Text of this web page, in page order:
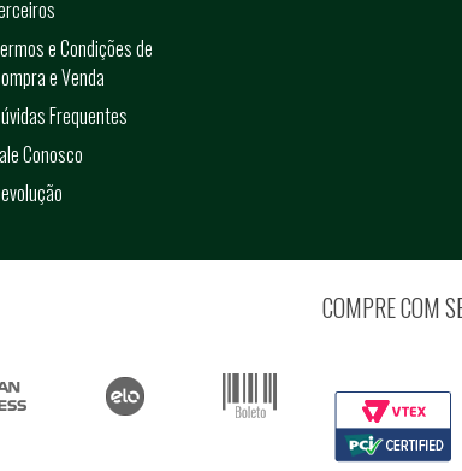
e Condições de
e Venda
Frequentes
Conosco
COMPRE COM